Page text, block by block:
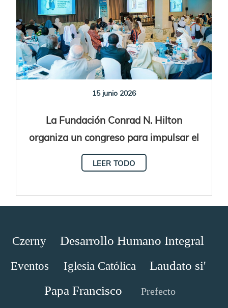
15 junio 2026
La Fundación Conrad N. Hilton
organiza un congreso para impulsar el
“caminar juntos en solidaridad y
esperanza”
LEER TODO
Czerny Desarrollo Humano Integral
Eventos Iglesia Católica
Laudato si'
Papa Francisco
Prefecto